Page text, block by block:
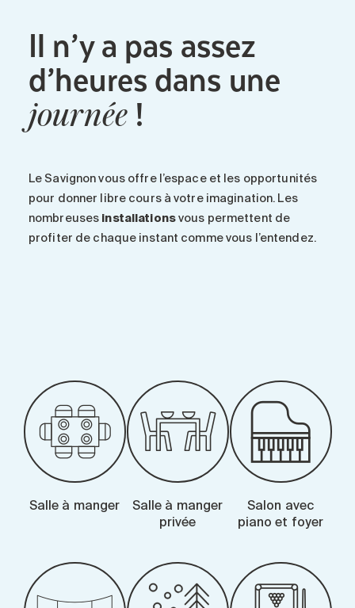
Il n’y a pas assez
d’heures dans une
journée!
Le Savignon vous offre l’espace et les opportunités
pour donner libre cours à votre imagination. Les
nombreuses installationsvous permettent de
profiter de chaque instant comme vous l’entendez.
Salle à manger
Salle à manger
privée
Salon avec
piano et foyer